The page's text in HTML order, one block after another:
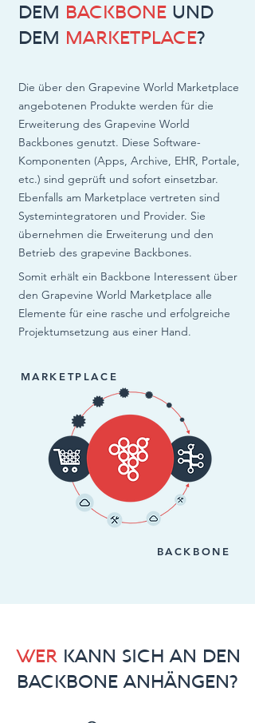
DEM BACKBONE UND
DEM MARKETPLACE?
Die über den Grapevine World Marketplace
angebotenen Produkte werden für die
Erweiterung des Grapevine World
Backbones genutzt. Diese Software-
Komponenten (Apps, Archive, EHR, Portale,
etc.) sind geprüft und sofort einsetzbar.
Ebenfalls am Marketplace vertreten sind
Systemintegratoren und Provider. Sie
übernehmen die Erweiterung und den
Betrieb des grapevine Backbones.
Somit erhält ein Backbone Interessent über
den Grapevine World Marketplace alle
Elemente für eine rasche und erfolgreiche
Projektumsetzung aus einer Hand.
MARKETPLACE
BACKBONE
WER KANN SICH AN DEN
BACKBONE ANHÄNGEN?